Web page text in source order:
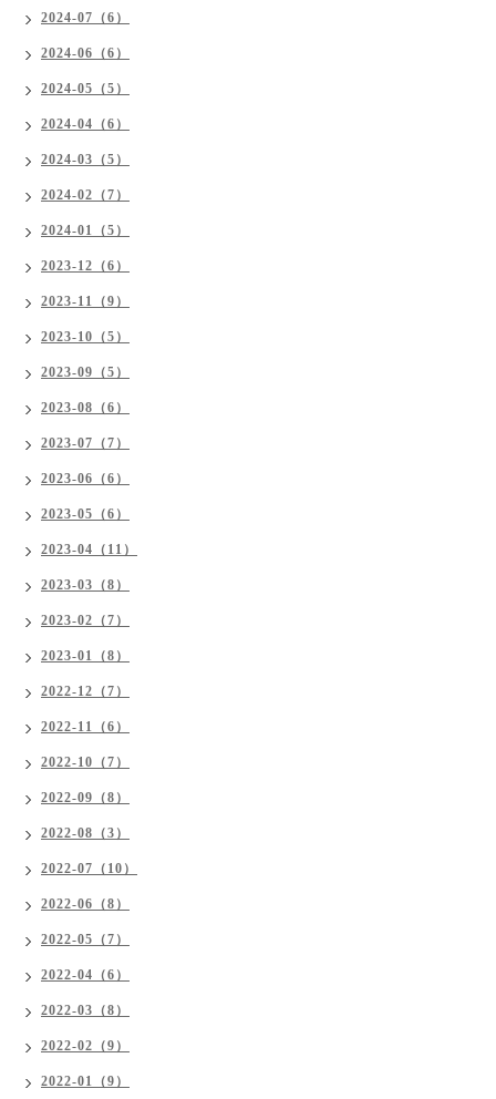
2024-07（6）
2024-06（6）
2024-05（5）
2024-04（6）
2024-03（5）
2024-02（7）
2024-01（5）
2023-12（6）
2023-11（9）
2023-10（5）
2023-09（5）
2023-08（6）
2023-07（7）
2023-06（6）
2023-05（6）
2023-04（11）
2023-03（8）
2023-02（7）
2023-01（8）
2022-12（7）
2022-11（6）
2022-10（7）
2022-09（8）
2022-08（3）
2022-07（10）
2022-06（8）
2022-05（7）
2022-04（6）
2022-03（8）
2022-02（9）
2022-01（9）